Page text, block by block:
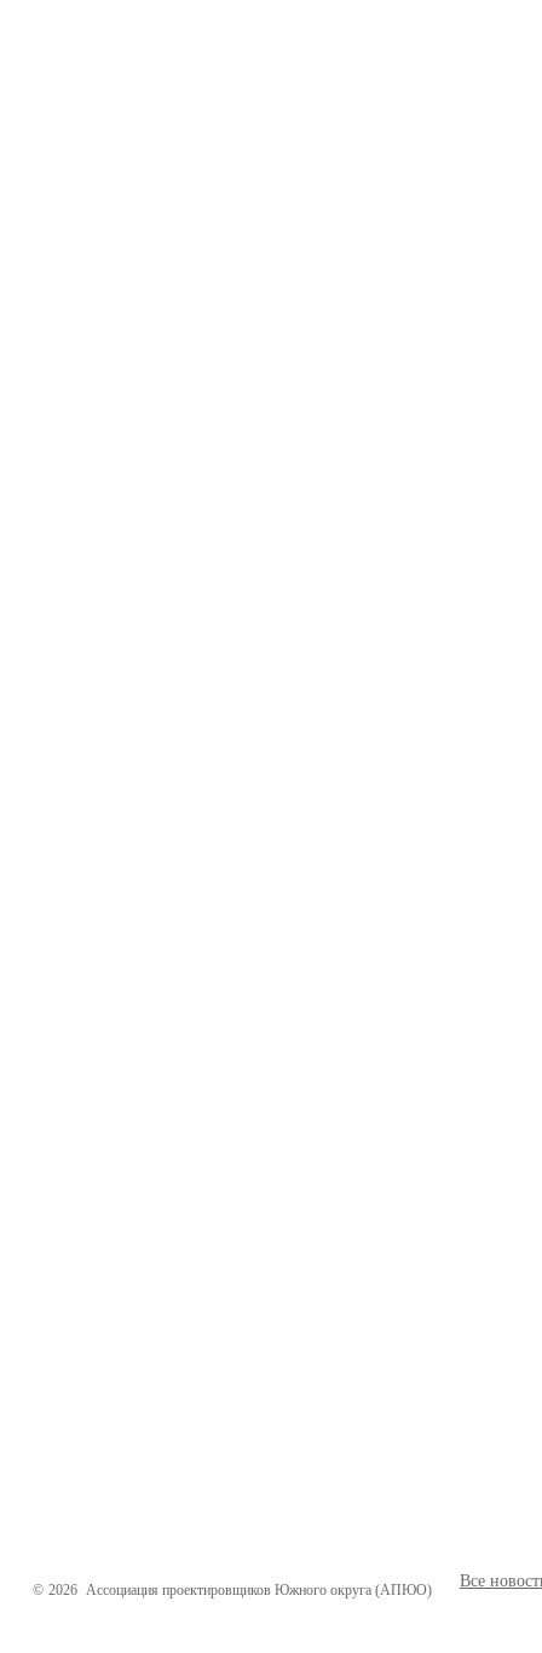
Все
© 2026 Ассоциация проектировщиков Южного округа (АПЮО)